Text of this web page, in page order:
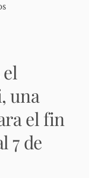
una
el fin
7 de